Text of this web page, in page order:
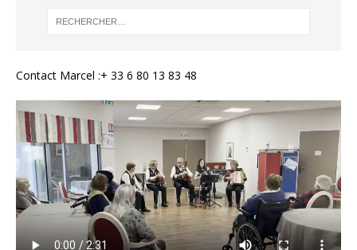
Contact Marcel :+ 33 6 80 13 83 48